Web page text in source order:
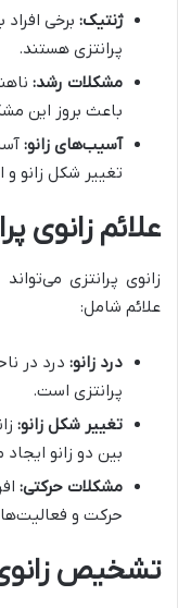
ژنتیک: برخی
پرانتزی هستند.
مشکلات رشد:
باعث بروز این
آسیب‌های زانو:
تغییر شکل زانو و
علائم زانوی
زانوی پرانتزی
علائم شامل:
درد زانو: درد در
پرانتزی است.
تغییر شکل زانو:
بین دو زانو
مشکلات حرکتی:
حرکت و
تشخیص زانوی